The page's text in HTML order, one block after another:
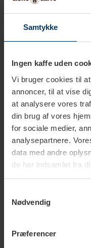
Samtykke
Ingen kaffe uden
Vi bruger cookies til
annoncer, til at vise
at analysere vores
din brug af vores
for sociale medier,
analysepartnere.
data med andre
de har indsamlet fra
Nødvendig
Præferencer
Antal kopper
Produkter i